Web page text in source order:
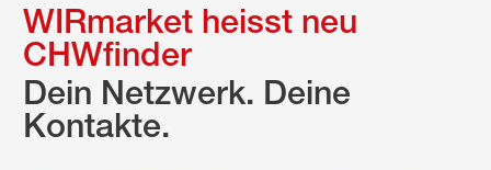
WIRmarket heisst neu
CHWfinder
Dein Netzwerk. Deine
Kontakte.